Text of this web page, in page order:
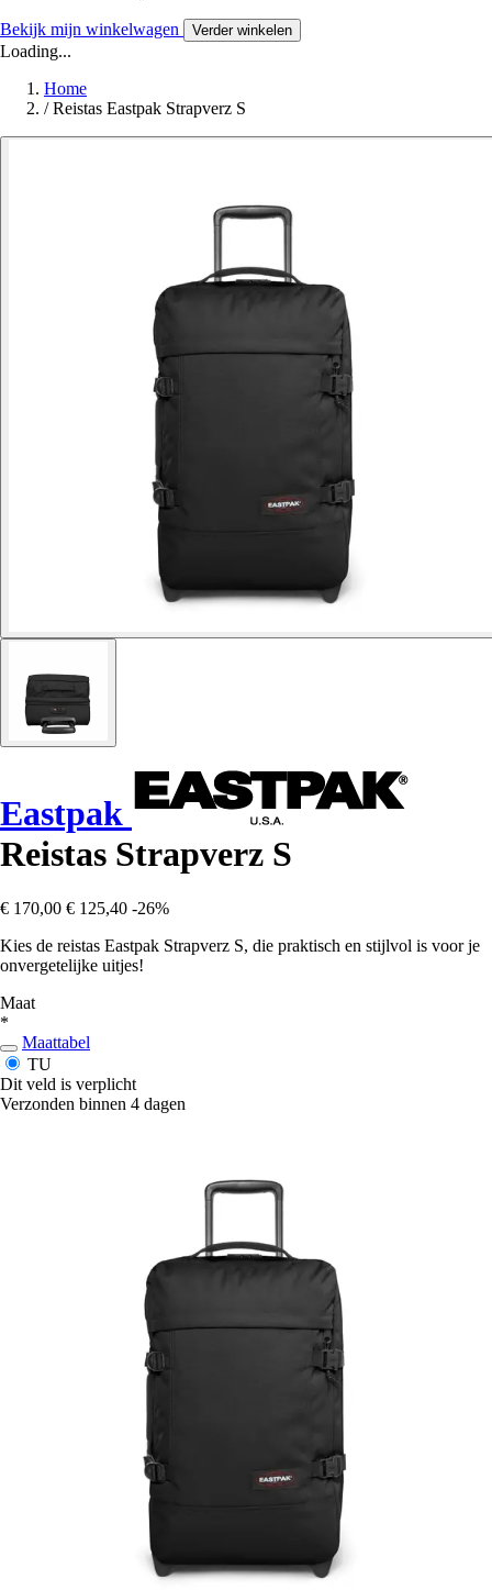
Bekijk mijn winkelwagen Verder winkelen
Loading...
Home
/ Reistas Eastpak Strapverz S
Eastpak
Reistas Strapverz S
€ 170,00 € 125,40 -26%
Kies de reistas Eastpak Strapverz S, die praktisch en stijlvol is voor je
onvergetelijke uitjes!
Maat
*
Maattabel
TU
Dit veld is verplicht
Verzonden binnen 4 dagen